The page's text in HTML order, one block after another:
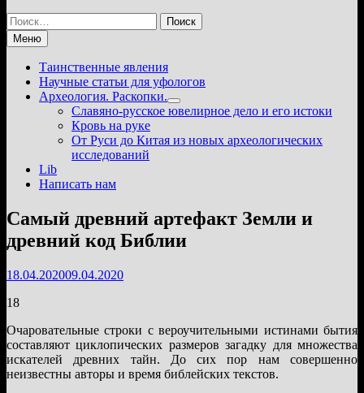
Найти:
Меню
Таинственные явления
Научные статьи для уфологов
Археология. Раскопки.
Показать
подменю
Славяно-русское ювелирное дело и его истоки
Кровь на руке
От Руси до Китая из новых археологических
исследований
Lib
Написать нам
Самый древний артефакт Земли и
древний код Библии
18.04.202009.04.2020
18
Очаровательные строки с вероучительными истинами бытия
составляют циклопических размеров загадку для множества
искателей древних тайн. До сих пор нам совершенно
неизвестны авторы и время библейских текстов.